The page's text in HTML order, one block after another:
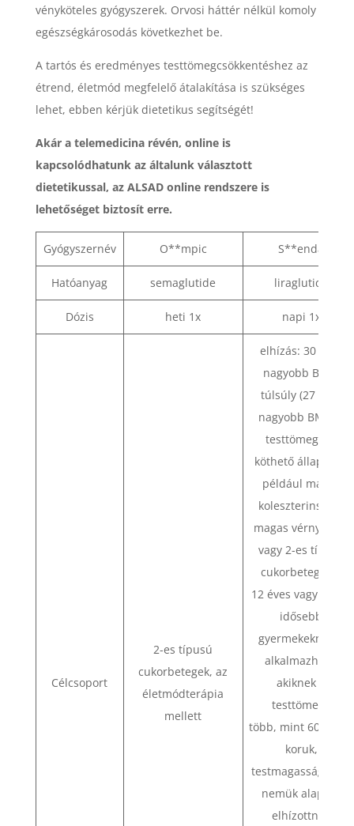
vényköteles gyógyszerek. Orvosi háttér nélkül komoly
egészségkárosodás következhet be.
A tartós és eredményes testtömegcsökkentéshez az
étrend, életmód megfelelő átalakítása is szükséges
lehet, ebben kérjük dietetikus segítségét!
Akár a telemedicina révén, online is
kapcsolódhatunk az általunk választott
dietetikussal, az ALSAD online rendszere is
lehetőséget biztosít erre.
Gyógyszernév O**mpic S**enda
Hatóanyag semaglutide liraglutide
Dózis heti 1x napi 1x
Célcsoport
2-es típusú
cukorbetegek, az
életmódterápia
mellett
elhízás: 30 vagy
nagyobb BMI,
túlsúly (27 vagy
nagyobb BMI), a
testtömeghez
köthető állapotok,
például magas
koleszterinszint,
magas vérnyomás
vagy 2-es típusú
cukorbetegség.
12 éves vagy annál
idősebb
gyermekeknél is
alkalmazható,
akiknek a
testtömege
több, mint 60 kg, és
koruk,
testmagasságuk és
nemük alapján
elhízottnak